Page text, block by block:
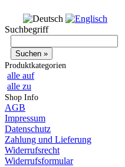
Suchbegriff
Produktkategorien
alle auf
alle zu
Shop Info
AGB
Impressum
Datenschutz
Zahlung und Lieferung
Widerrufsrecht
Widerrufsformular